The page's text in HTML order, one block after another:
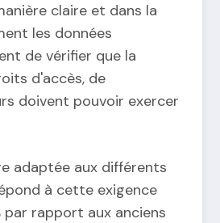
claire et dans la
les données
de vérifier que la
d'accès, de
doivent pouvoir exercer
adaptée aux différents
à cette exigence
rapport aux anciens